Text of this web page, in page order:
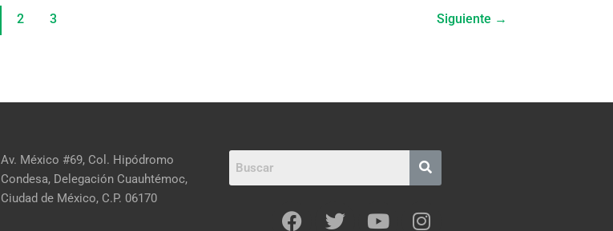
2 3 Siguiente →
Av. México #69, Col. Hipódromo
Condesa, Delegación Cuauhtémoc,
Ciudad de México, C.P. 06170
F
T
Y
I